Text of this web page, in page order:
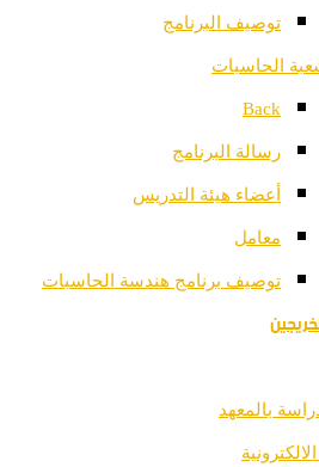
توصيف البرنامج
الحاسبات
Back
رسالة البرنامج
أعضاء هيئة التدريس
معامل
توصيف برنامج هندسة الحاسبات
بالمعهد